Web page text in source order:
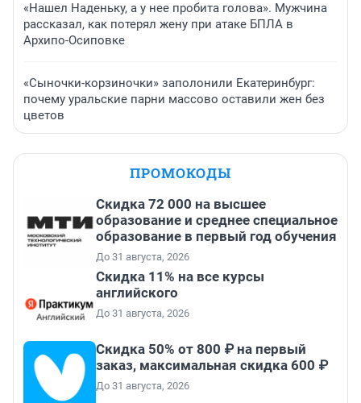
«Нашел Наденьку, а у нее пробита голова». Мужчина
рассказал, как потерял жену при атаке БПЛА в
Архипо-Осиповке
«Сыночки-корзиночки» заполонили Екатеринбург:
почему уральские парни массово оставили жен без
цветов
ПРОМОКОДЫ
Скидка 72 000 на высшее
образование и среднее специальное
образование в первый год обучения
До 31 августа, 2026
Скидка 11% на все курсы
английского
До 31 августа, 2026
Скидка 50% от 800 ₽ на первый
заказ, максимальная скидка 600 ₽
До 31 августа, 2026